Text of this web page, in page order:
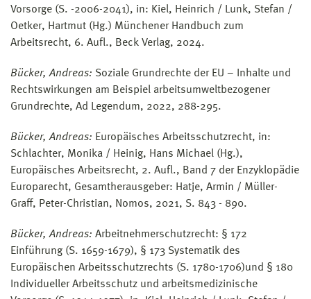
Vorsorge (S. -2006-2041), in: Kiel, Heinrich / Lunk, Stefan /
Oetker, Hartmut (Hg.) Münchener Handbuch zum
Arbeitsrecht, 6. Aufl., Beck Verlag, 2024.
Bücker, Andreas: Soziale Grundrechte der EU – Inhalte und
Rechtswirkungen am Beispiel arbeitsumweltbezogener
Grundrechte, Ad Legendum, 2022, 288-295.
Bücker, Andreas: Europäisches Arbeitsschutzrecht, in:
Schlachter, Monika / Heinig, Hans Michael (Hg.),
Europäisches Arbeitsrecht, 2. Aufl., Band 7 der Enzyklopädie
Europarecht, Gesamtherausgeber: Hatje, Armin / Müller-
Graff, Peter-Christian, Nomos, 2021, S. 843 - 890.
Bücker, Andreas: Arbeitnehmerschutzrecht: § 172
Einführung (S. 1659-1679), § 173 Systematik des
Europäischen Arbeitsschutzrechts (S. 1780-1706)und § 180
Individueller Arbeitsschutz und arbeitsmedizinische